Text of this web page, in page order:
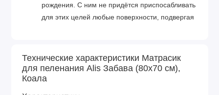
рождения. С ним не придётся приспосабливать
для этих целей любые поверхности, подвергая
Выполнение массажа, приём воздушных ванн,
смена подгузника, одевание малыша и многие
другие удобства принесёт вам использование
Технические характеристики Матрасик
для пеленания Alis Забава (80х70 см),
Коала